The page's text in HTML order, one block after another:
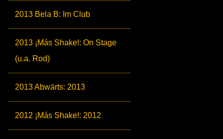
2013 Bela B: Im Club
2013 ¡Más Shake!: On Stage
(u.a. Rod)
2013 Abwärts: 2013
2012 ¡Más Shake!: 2012